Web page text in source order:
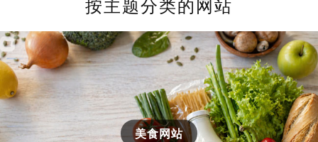
按主题分类的网站
美食网站